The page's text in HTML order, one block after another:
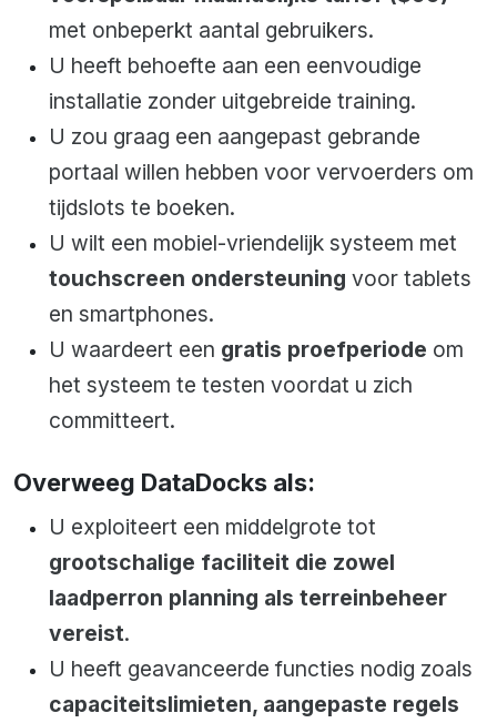
met onbeperkt aantal gebruikers.
U heeft behoefte aan een eenvoudige
installatie zonder uitgebreide training.
U zou graag een aangepast gebrande
portaal willen hebben voor vervoerders om
tijdslots te boeken.
U wilt een mobiel-vriendelijk systeem met
touchscreen ondersteuning voor tablets
en smartphones.
U waardeert een gratis proefperiode om
het systeem te testen voordat u zich
committeert.
Overweeg DataDocks als:
U exploiteert een middelgrote tot
grootschalige faciliteit die zowel
laadperron planning als terreinbeheer
vereist.
U heeft geavanceerde functies nodig zoals
capaciteitslimieten, aangepaste regels